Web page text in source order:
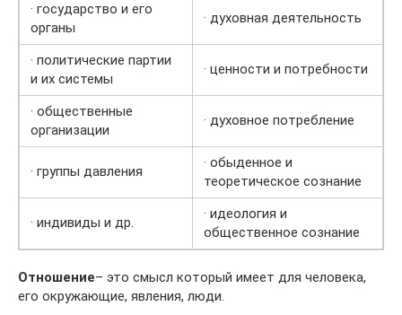
· государство и его
органы
· духовная деятельность
· политические партии
и их системы
· ценности и потребности
· общественные
организации
· духовное потребление
· группы давления
· обыденное и
теоретическое сознание
· индивиды и др.
· идеология и
общественное сознание
Отношение– это смысл который имеет для человека,
его окружающие, явления, люди.